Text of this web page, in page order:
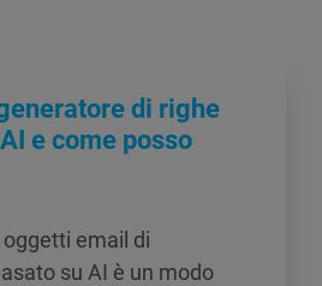
di righe
e come posso
email di
su AI è un modo